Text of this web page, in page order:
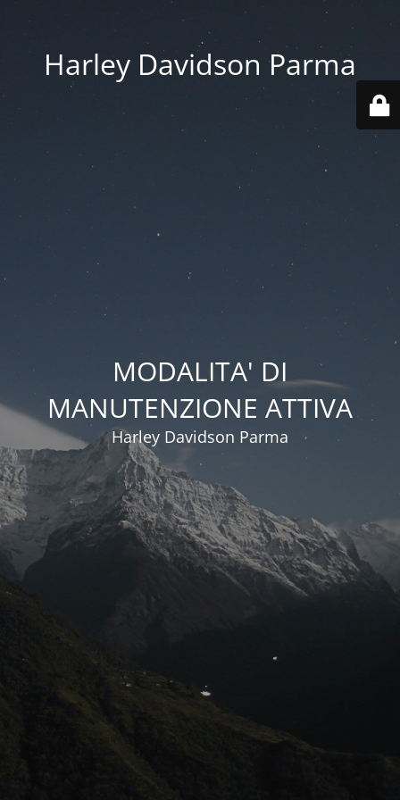
Harley Davidson Parma
MODALITA' DI
MANUTENZIONE ATTIVA
Harley Davidson Parma